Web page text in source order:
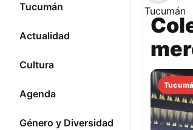
Tucumán
Actualidad
Cultura
Agenda
Género y Diversidad